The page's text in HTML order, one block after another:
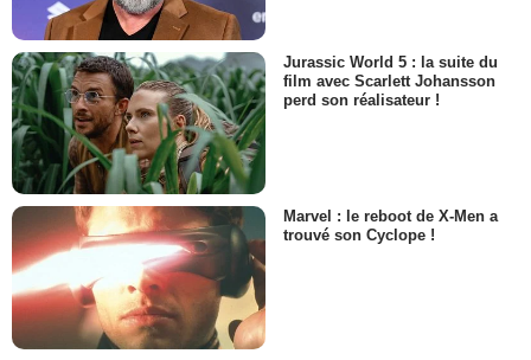
Jurassic World 5 : la suite du
film avec Scarlett Johansson
perd son réalisateur !
Marvel : le reboot de X-Men a
trouvé son Cyclope !